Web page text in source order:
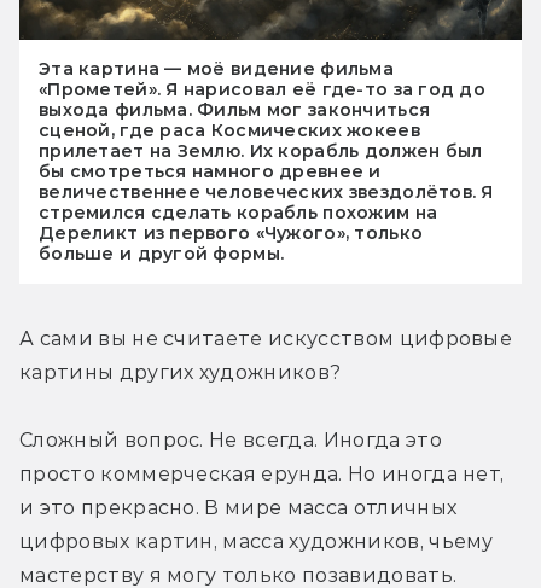
Эта картина — моё видение фильма
«Прометей». Я нарисовал её где-то за год до
выхода фильма. Фильм мог закончиться
сценой, где раса Космических жокеев
прилетает на Землю. Их корабль должен был
бы смотреться намного древнее и
величественнее человеческих звездолётов. Я
стремился сделать корабль похожим на
Дереликт из первого «Чужого», только
больше и другой формы.
А сами вы не считаете искусством цифровые
картины других художников?
Сложный вопрос. Не всегда. Иногда это
просто коммерческая ерунда. Но иногда нет,
и это прекрасно. В мире масса отличных
цифровых картин, масса художников, чьему
мастерству я могу только позавидовать.